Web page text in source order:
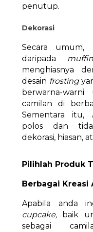
penutup.
Dekorasi
Secara umum,
daripada muffin
menghiasnya
desain frosting
berwarna-
camilan di
Sementara itu,
polos dan
dekorasi, hiasan,
Pilihlah Produk
Berbagai Kreasi
Apabila anda
cupcake, baik
sebagai